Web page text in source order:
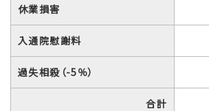
休業損害
入通院慰謝料
過失相殺（-5％）
合計